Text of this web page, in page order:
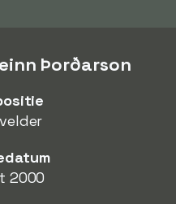
Þorðarson
2000